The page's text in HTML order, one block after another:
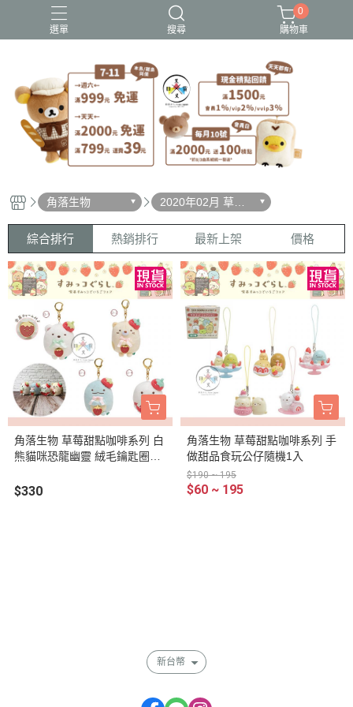
選單 搜尋
史努比歐拉夫 吉伊卡哇 憂傷馬戲團
拉拉熊
迪士尼-玩具總動員
0
購物車
角落生物
2020年02月 草莓
甜點咖啡系列
綜合排行 熱銷排行 最新上架 價格
角落生物 草莓甜點咖啡系列 白
熊貓咪恐龍幽靈 絨毛鑰匙圈吊
$330
角落生物 草莓甜點咖啡系列 手
做甜品食玩公仔隨機1入
$190 ~ 195
$60 ~ 195
新台幣